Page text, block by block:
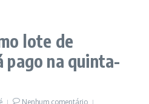
lote de
na quinta-
Nenhum comentário